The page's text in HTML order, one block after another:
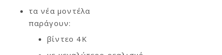
τα νέα μοντέλα
παράγουν:
βίντεο 4K